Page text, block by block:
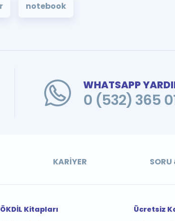
notebook
WHATSAPP
0 (532) 365
KARIYER SORU
Kitapları
Ücretsiz